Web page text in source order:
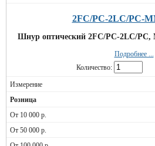
2FC/PC-2LC/PC-
Шнур оптический 2FC/PC-2LC/PC,
Подробнее ...
Количество: